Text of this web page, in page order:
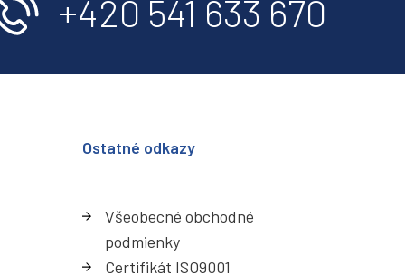
+420 541 633 670
Ostatné odkazy
Všeobecné obchodné
podmienky
Certifikát ISO9001